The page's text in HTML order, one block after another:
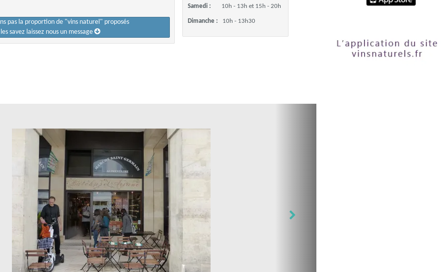
pas la proportion de "vins naturel" proposés
savez laissez nous un message
Samedi : 10h - 13h et 15h - 20h
Dimanche : 10h - 13h30